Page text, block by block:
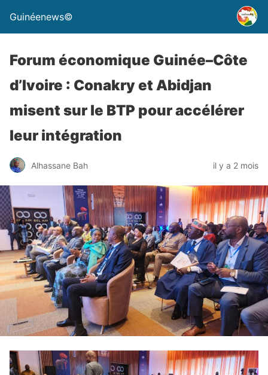
Guinéenews©
Forum économique Guinée–Côte
d’Ivoire : Conakry et Abidjan
misent sur le BTP pour accélérer
leur intégration
Alhassane Bah il y a 2 mois